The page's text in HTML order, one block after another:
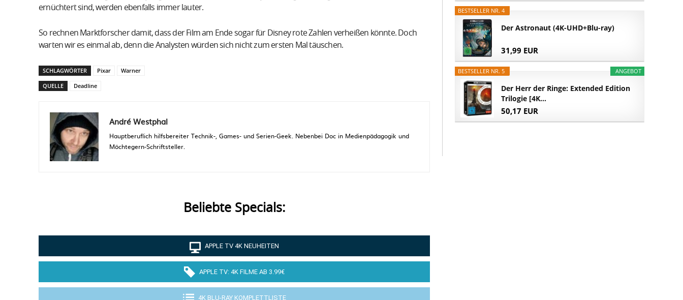
ernüchtert sind, werden ebenfalls immer lauter.
So rechnen Marktforscher damit, dass der Film am Ende sogar für Disney rote Zahlen verheißen könnte. Doch
warten wir es einmal ab, denn die Analysten würden sich nicht zum ersten Mal täuschen.
SCHLAGWÖRTER Pixar
Warner
QUELLE
Deadline
André Westphal
Hauptberuflich hilfsbereiter Technik-, Games- und Serien-Geek. Nebenbei Doc in Medienpädagogik und
Möchtegern-Schriftsteller.
Beliebte Specials:
APPLE TV 4K NEUHEITEN
APPLE TV: 4K FILME AB 3.99€
4K BLU-RAY KOMPLETTLISTE
BESTSELLER NR. 4
Der Astronaut (4K-UHD+Blu-ray)
31,99 EUR
ANGEBOT
BESTSELLER NR. 5
Der Herr der Ringe: Extended Edition
Trilogie [4K...
50,17 EUR